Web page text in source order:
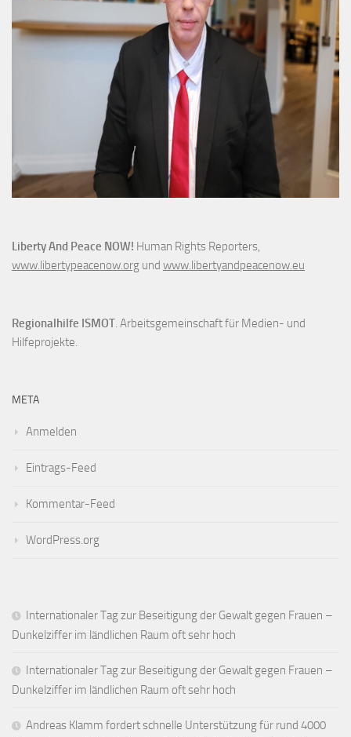
Liberty And Peace NOW! Human Rights Reporters,
www.libertypeacenow.org und www.libertyandpeacenow.eu
Regionalhilfe ISMOT. Arbeitsgemeinschaft für Medien- und
Hilfeprojekte.
META
Anmelden
Eintrags-Feed
Kommentar-Feed
WordPress.org
Internationaler Tag zur Beseitigung der Gewalt gegen Frauen –
Dunkelziffer im ländlichen Raum oft sehr hoch
Internationaler Tag zur Beseitigung der Gewalt gegen Frauen –
Dunkelziffer im ländlichen Raum oft sehr hoch
Andreas Klamm fordert schnelle Unterstützung für rund 4000